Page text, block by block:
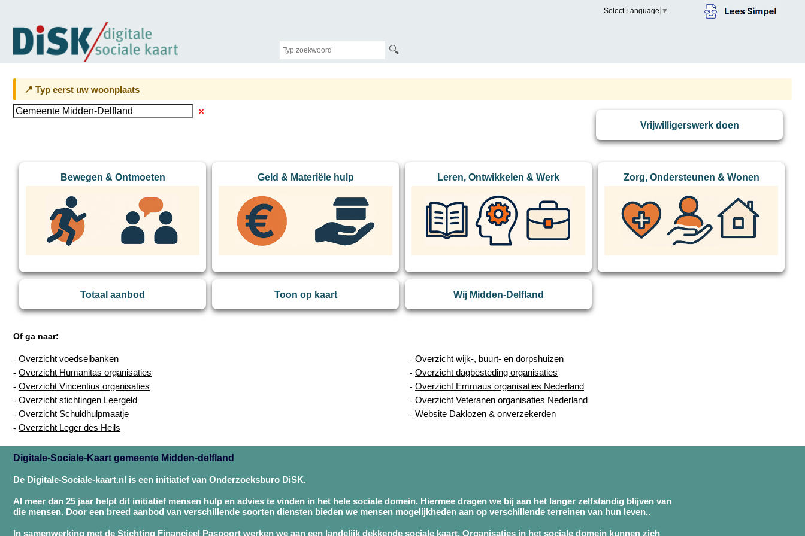
Select Language ▼
🔍
📍 Typ eerst uw woonplaats
✕
Vrijwilligerswerk doen
Bewegen & Ontmoeten Geld & Materiële hulp Leren, Ontwikkelen & Werk Zorg, Ondersteunen & Wonen
Totaal aanbod Toon op kaart Wij Midden-Delfland
Of ga naar:
- Overzicht voedselbanken
- Overzicht Humanitas organisaties
- Overzicht Vincentius organisaties
- Overzicht stichtingen Leergeld
- Overzicht Schuldhulpmaatje
- Overzicht Leger des Heils
- Overzicht wijk-, buurt- en dorpshuizen
- Overzicht dagbesteding organisaties
- Overzicht Emmaus organisaties Nederland
- Overzicht Veteranen organisaties Nederland
- Website Daklozen & onverzekerden
Digitale-Sociale-Kaart gemeente Midden-delfland
De Digitale-Sociale-kaart.nl is een initiatief van Onderzoeksburo DiSK.
Al meer dan 25 jaar helpt dit initiatief mensen hulp en advies te vinden in het hele sociale domein. Hiermee dragen we bij aan het langer zelfstandig blijven van
die mensen. Door een breed aanbod van verschillende soorten diensten bieden we mensen mogelijkheden aan op verschillende terreinen van hun leven..
In samenwerking met de Stichting Financieel Paspoort werken we aan een landelijk dekkende sociale kaart. Organisaties in het sociale domein kunnen zich